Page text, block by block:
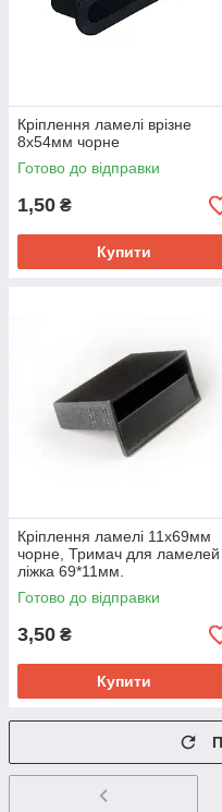
Кріплення ламелі врізне
8х54мм чорне
Готово до відправки
1,50 ₴
Купити
Кріплення ламелі 11х69мм
чорне, Тримач для ламелей
ліжка 69*11мм.
Готово до відправки
3,50 ₴
Купити